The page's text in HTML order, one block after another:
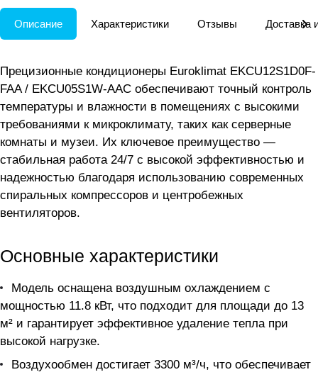
Описание Характеристики Отзывы Доставка
Прецизионные кондиционеры Euroklimat EKCU12S1D0F-
FAA / EKCU05S1W-AAC обеспечивают точный контроль
температуры и влажности в помещениях с высокими
требованиями к микроклимату, таких как серверные
комнаты и музеи. Их ключевое преимущество —
стабильная работа 24/7 с высокой эффективностью и
надежностью благодаря использованию современных
спиральных компрессоров и центробежных
вентиляторов.
Основные характеристики
Модель оснащена воздушным охлаждением с
мощностью 11.8 кВт, что подходит для площади до 13
м² и гарантирует эффективное удаление тепла при
высокой нагрузке.
Воздухообмен достигает 3300 м³/ч, что обеспечивает